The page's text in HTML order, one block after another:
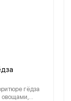
гёдза
овощами,